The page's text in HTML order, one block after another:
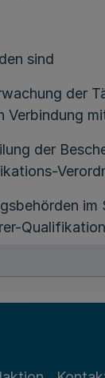
sind
der
Verbindung
der
im